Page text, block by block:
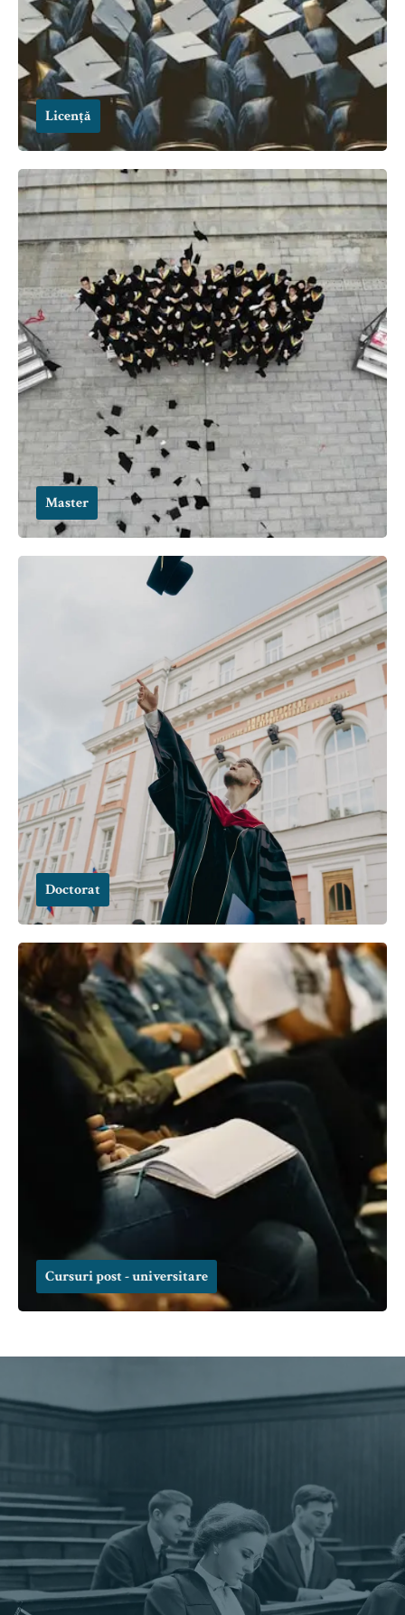
Licență
Master
Doctorat
Cursuri post - universitare